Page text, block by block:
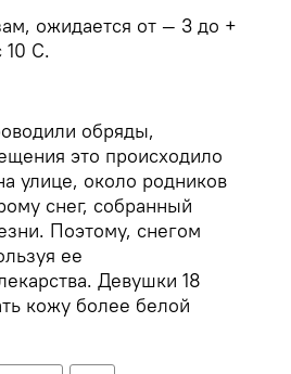
ожидается от — 3 до +
10 С.
обряды,
это происходило
улице, около родников
снег, собранный
Поэтому, снегом
ее
Девушки 18
кожу более белой